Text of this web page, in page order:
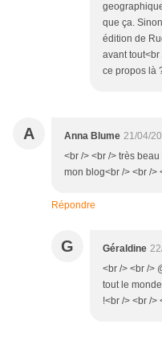
que ça.
édition de
avant
ce propos là
A Anna Blume 21/04/
<br /> <br /> très
mon blog<br /> <br />
Répondre
G Géraldine
<br /> <br />
tout le
!<br /> <br />